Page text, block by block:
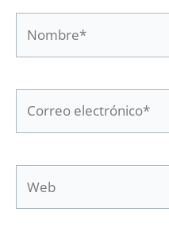
electrónico*